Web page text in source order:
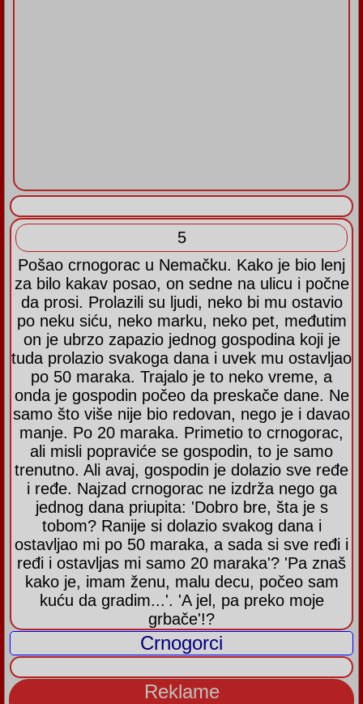
5
Pošao crnogorac u Nemačku. Kako je bio lenj
za bilo kakav posao, on sedne na ulicu i počne
da prosi. Prolazili su ljudi, neko bi mu ostavio
po neku siću, neko marku, neko pet, međutim
on je ubrzo zapazio jednog gospodina koji je
tuda prolazio svakoga dana i uvek mu ostavljao
po 50 maraka. Trajalo je to neko vreme, a
onda je gospodin počeo da preskače dane. Ne
samo što više nije bio redovan, nego je i davao
manje. Po 20 maraka. Primetio to crnogorac,
ali misli popraviće se gospodin, to je samo
trenutno. Ali avaj, gospodin je dolazio sve ređe
i ređe. Najzad crnogorac ne izdrža nego ga
jednog dana priupita: 'Dobro bre, šta je s
tobom? Ranije si dolazio svakog dana i
ostavljao mi po 50 maraka, a sada si sve ređi i
ređi i ostavljas mi samo 20 maraka'? 'Pa znaš
kako je, imam ženu, malu decu, počeo sam
kuću da gradim...'. 'A jel, pa preko moje
grbače'!?
Crnogorci
Reklame